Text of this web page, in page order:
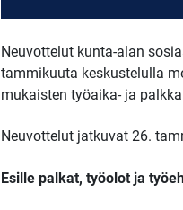
Neuvottelut kunta-alan
tammikuuta keskustelulla
mukaisten työaika- ja
Neuvottelut jatkuvat 26.
Esille palkat, työolot ja